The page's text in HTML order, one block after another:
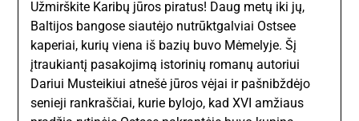
Užmirškite Karibų jūros piratus! Daug metų iki jų,
Baltijos bangose siautėjo nutrūktgalviai Ostsee
kaperiai, kurių viena iš bazių buvo Mėmelyje. Šį
įtraukiantį pasakojimą istorinių romanų autoriui
Dariui Musteikiui atnešė jūros vėjai ir pašnibždėjo
senieji rankraščiai, kurie bylojo, kad XVI amžiaus